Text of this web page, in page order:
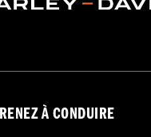
À CONDUIRE